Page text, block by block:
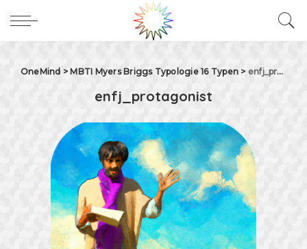
OneMind > MBTI Myers Briggs Typologie 16 Typen > enfj_protagonist
enfj_protagonist